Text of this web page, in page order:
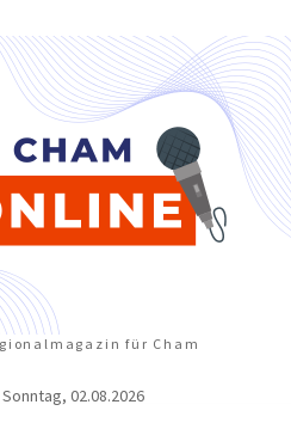
für Cham
Sonntag, 02.08.2026